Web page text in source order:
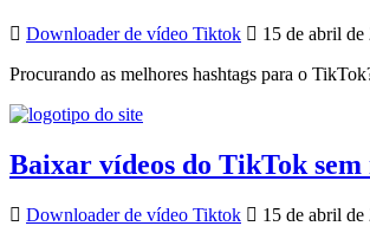
Downloader de vídeo Tiktok
15 de abril de
Procurando as melhores hashtags para o
Baixar vídeos do TikTok
Downloader de vídeo Tiktok
15 de abril de